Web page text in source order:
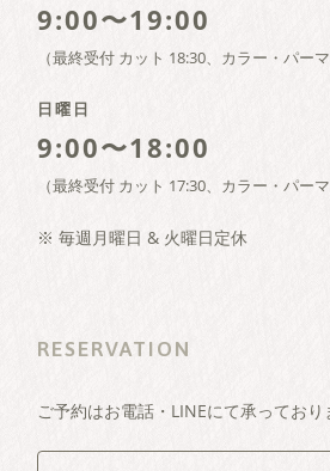
9:00〜19:00
（最終受付 カット 18:30、カラー・パーマ
日曜日
9:00〜18:00
（最終受付 カット 17:30、カラー・パーマ
※ 毎週月曜日 & 火曜日定休
RESERVATION
ご予約はお電話・LINEにて承っており